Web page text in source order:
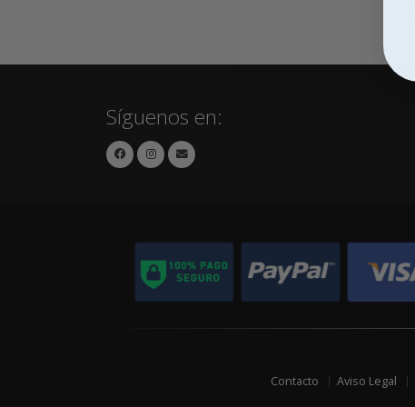
Síguenos en:
Contacto Aviso Legal